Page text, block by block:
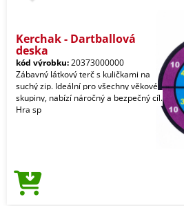
Kerchak - Dartballová
deska
kód výrobku:20373000000
Zábavný látkový terč s kuličkami na
suchý zip. Ideální pro všechny věkové
skupiny, nabízí náročný a bezpečný cíl.
Hra sp